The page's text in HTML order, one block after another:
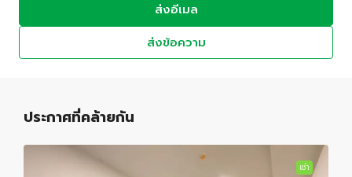
ส่งอีเมล
ส่งข้อความ
ประกาศที่คล้ายกัน
เช่า